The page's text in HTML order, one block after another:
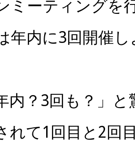
ミーティングを
年内に3回開催
内？3回も？」
れて1回目と2回